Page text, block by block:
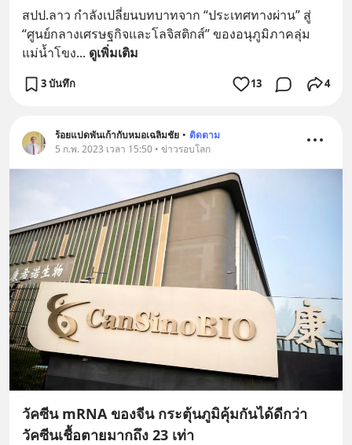
สปป.ลาว กำลังเปลี่ยนบทบาทจาก “ประเทศทางผ่าน” สู่
“ศูนย์กลางเศรษฐกิจและโลจิสติกส์” ของอนุภูมิภาคลุ่ม
แม่น้ำโขง... ดูเพิ่มเติม
3 บันทึก 13 4
ร้อยแปดพันเก้ากับหมอเฉลิมชัย • ติดตาม
5 ก.พ. 2023 เวลา 15:50 • ข่าวรอบโลก
วัคซีน mRNA ของจีน กระตุ้นภูมิคุ้มกันได้ดีกว่า
วัคซีนเชื้อตายมากถึง 23 เท่า